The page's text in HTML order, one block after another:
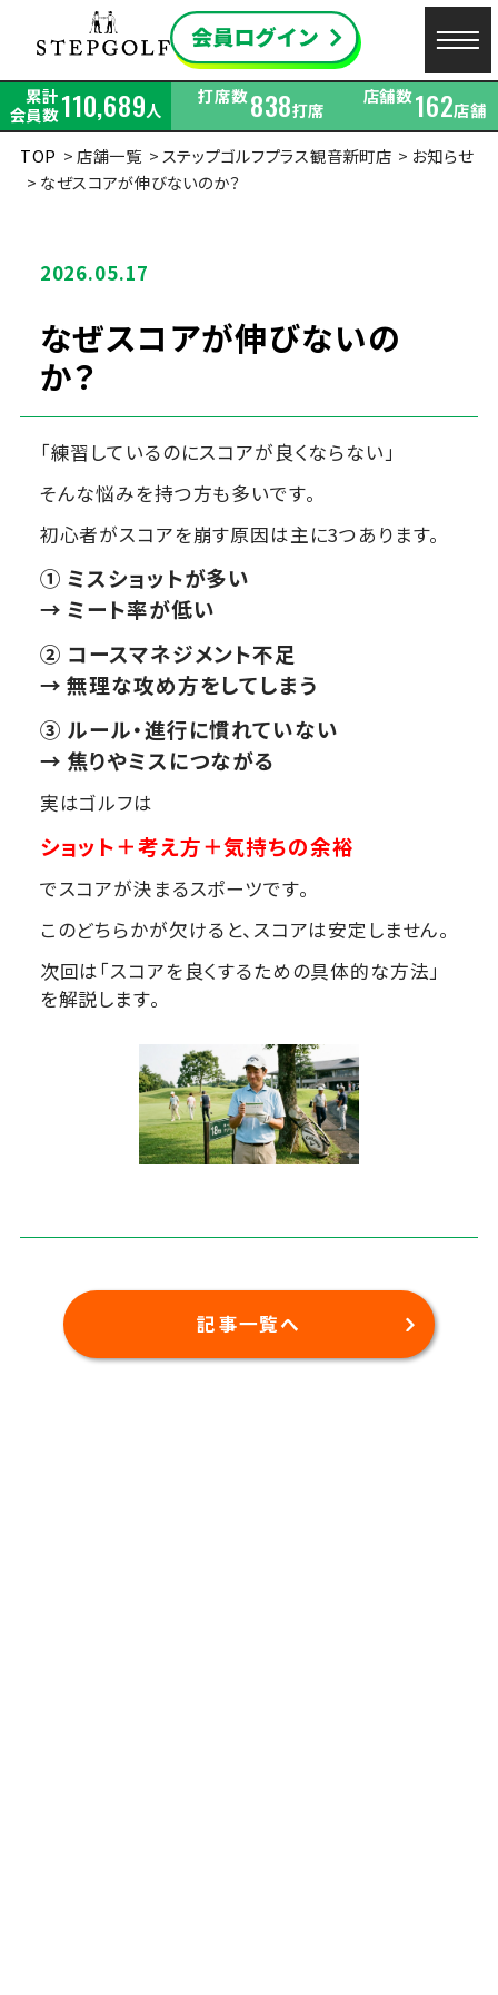
累計
会員数110,689人
打席数838打席
店舗数162店舗
TOP
店舗一覧 ステップゴルフプラス観音新町店
お知らせ
なぜスコアが伸びないのか？
2026.05.17
なぜスコアが伸びないの
か？
「練習しているのにスコアが良くならない」
そんな悩みを持つ方も多いです。
初心者がスコアを崩す原因は主に3つあります。
① ミスショットが多い
→ ミート率が低い
② コースマネジメント不足
→ 無理な攻め方をしてしまう
③ ルール・進行に慣れていない
→ 焦りやミスにつながる
実はゴルフは
ショット＋考え方＋気持ちの余裕
でスコアが決まるスポーツです。
このどちらかが欠けると、スコアは安定しません。
次回は「スコアを良くするための具体的な方法」
を解説します。
記事一覧へ